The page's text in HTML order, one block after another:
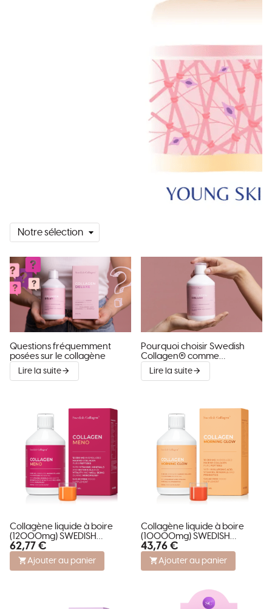
Trier
Questions fréquemment
posées sur le collagène
Lire la suite
Pourquoi choisir Swedish
Collagen® comme
supplément de collagène ?
Lire la suite
Collagène liquide à boire
(12000mg) SWEDISH
COLLAGEN MENO
62,77 €
Ajouter au panier
Collagène liquide à boire
(10000mg) SWEDISH
COLLAGEN MORNING GLOW
43,76 €
Ajouter au panier